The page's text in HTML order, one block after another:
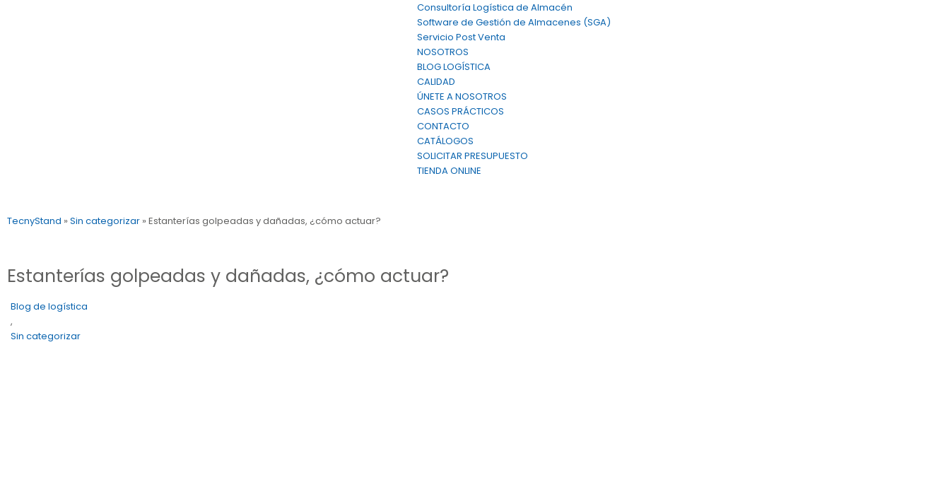
Consultoría Logística de Almacén
Software de Gestión de Almacenes (SGA)
Servicio Post Venta
NOSOTROS
BLOG LOGÍSTICA
CALIDAD
ÚNETE A NOSOTROS
CASOS PRÁCTICOS
CONTACTO
CATÁLOGOS
SOLICITAR PRESUPUESTO
TIENDA ONLINE
TecnyStand » Sin categorizar » Estanterías golpeadas y dañadas, ¿cómo actuar?
Estanterías golpeadas y dañadas, ¿cómo actuar?
Blog de logística
,
Sin categorizar